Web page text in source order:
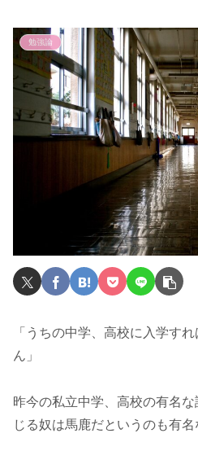
勉強論
「うちの中学、高校に入学す
ん」
昨今の私立中学、高校の有名
じる奴は馬鹿だというのも有名